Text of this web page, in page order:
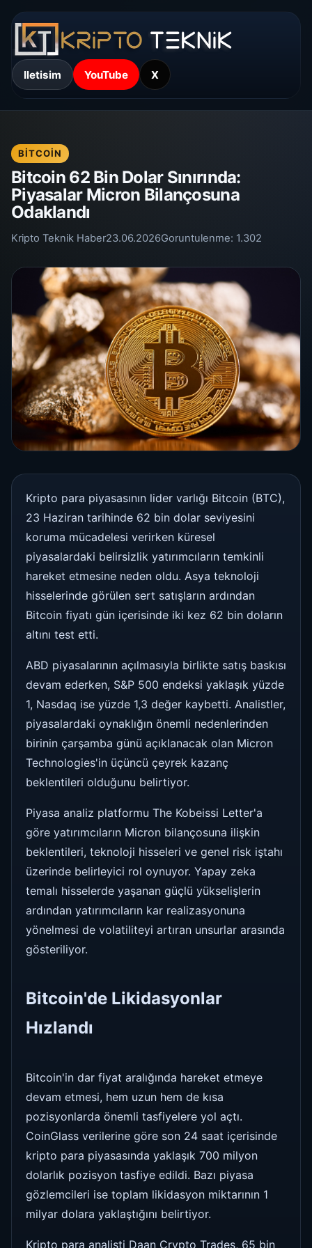
Iletisim YouTube X
BITCOIN
Bitcoin 62 Bin Dolar Sınırında:
Piyasalar Micron Bilançosuna
Odaklandı
Kripto Teknik Haber23.06.2026Goruntulenme: 1.302
Kripto para piyasasının lider varlığı Bitcoin (BTC),
23 Haziran tarihinde 62 bin dolar seviyesini
koruma mücadelesi verirken küresel
piyasalardaki belirsizlik yatırımcıların temkinli
hareket etmesine neden oldu. Asya teknoloji
hisselerinde görülen sert satışların ardından
Bitcoin fiyatı gün içerisinde iki kez 62 bin doların
altını test etti.
ABD piyasalarının açılmasıyla birlikte satış baskısı
devam ederken, S&P 500 endeksi yaklaşık yüzde
1, Nasdaq ise yüzde 1,3 değer kaybetti. Analistler,
piyasalardaki oynaklığın önemli nedenlerinden
birinin çarşamba günü açıklanacak olan Micron
Technologies'in üçüncü çeyrek kazanç
beklentileri olduğunu belirtiyor.
Piyasa analiz platformu The Kobeissi Letter'a
göre yatırımcıların Micron bilançosuna ilişkin
beklentileri, teknoloji hisseleri ve genel risk iştahı
üzerinde belirleyici rol oynuyor. Yapay zeka
temalı hisselerde yaşanan güçlü yükselişlerin
ardından yatırımcıların kar realizasyonuna
yönelmesi de volatiliteyi artıran unsurlar arasında
gösteriliyor.
Bitcoin'de Likidasyonlar
Hızlandı
Bitcoin'in dar fiyat aralığında hareket etmeye
devam etmesi, hem uzun hem de kısa
pozisyonlarda önemli tasfiyelere yol açtı.
CoinGlass verilerine göre son 24 saat içerisinde
kripto para piyasasında yaklaşık 700 milyon
dolarlık pozisyon tasfiye edildi. Bazı piyasa
gözlemcileri ise toplam likidasyon miktarının 1
milyar dolara yaklaştığını belirtiyor.
Kripto para analisti Daan Crypto Trades, 65 bin